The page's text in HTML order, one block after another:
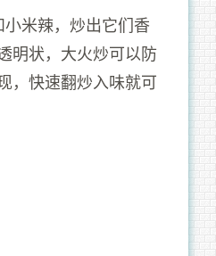
米辣，炒出它们香
明状，大火炒可以防
，快速翻炒入味就可